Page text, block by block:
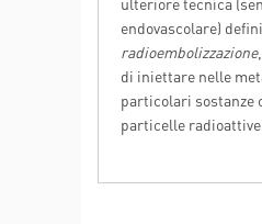
endovascolare)
radioembolizzazione
di iniettare nelle
particolari sostanze
particelle